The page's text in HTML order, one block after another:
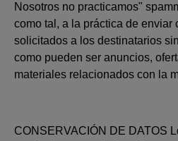
Nosotros no practicamos"
como tal, a la práctica de enviar
solicitados a los destinatarios
como pueden ser anuncios,
materiales relacionados con la
CONSERVACIÓN DE DATOS